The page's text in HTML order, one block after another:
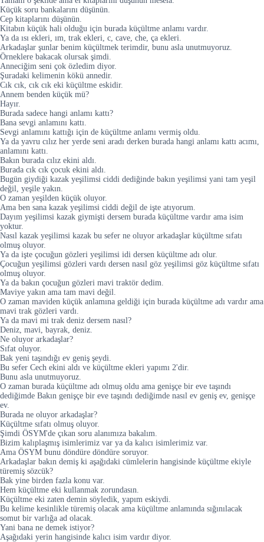
Küçük soru bankalarını düşünün.
Cep kitaplarını düşünün.
Kitabın küçük hali olduğu için burada küçültme anlamı vardır.
Ya da ısı ekleri, ım, trak ekleri, c, cave, che, ça ekleri.
Arkadaşlar şunlar benim küçültmek terimdir, bunu asla unutmuyoruz.
Örneklere bakacak olursak şimdi.
Anneciğim seni çok özledim diyor.
Şuradaki kelimenin kökü annedir.
Cık cık, cık cık eki küçültme eskidir.
Annem benden küçük mü?
Hayır.
Burada sadece hangi anlamı kattı?
Bana sevgi anlamını kattı.
Sevgi anlamını kattığı için de küçültme anlamı vermiş oldu.
Ya da yavru cılız her yerde seni aradı derken burada hangi anlamı kattı acımı,
anlamını kattı.
Bakın burada cılız ekini aldı.
Burada cık cık çocuk ekini aldı.
Bugün giydiği kazak yeşilimsi ciddi dediğinde bakın yeşilimsi yani tam yeşil
değil, yeşile yakın.
O zaman yeşilden küçük oluyor.
Ama ben sana kazak yeşilimsi ciddi değil de işte atıyorum.
Dayım yeşilimsi kazak giymişti dersem burada küçültme vardır ama isim
yoktur.
Nasıl kazak yeşilimsi kazak bu sefer ne oluyor arkadaşlar küçültme sıfatı
olmuş oluyor.
Ya da işte çocuğun gözleri yeşilimsi idi dersen küçültme adı olur.
Çocuğun yeşilimsi gözleri vardı dersen nasıl göz yeşilimsi göz küçültme sıfatı
olmuş oluyor.
Ya da bakın çocuğun gözleri mavi traktör dedim.
Maviye yakın ama tam mavi değil.
O zaman maviden küçük anlamına geldiği için burada küçültme adı vardır ama
mavi trak gözleri vardı.
Ya da mavi mi trak deniz dersem nasıl?
Deniz, mavi, bayrak, deniz.
Ne oluyor arkadaşlar?
Sıfat oluyor.
Bak yeni taşındığı ev geniş şeydi.
Bu sefer Cech ekini aldı ve küçültme ekleri yapımı 2'dir.
Bunu asla unutmuyoruz.
O zaman burada küçültme adı olmuş oldu ama genişçe bir eve taşındı
dediğimde Bakın genişçe bir eve taşındı dediğimde nasıl ev geniş ev, genişçe
ev.
Burada ne oluyor arkadaşlar?
Küçültme sıfatı olmuş oluyor.
Şimdi ÖSYM'de çıkan soru alanımıza bakalım.
Bizim kalıplaşmış isimlerimiz var ya da kalıcı isimlerimiz var.
Ama ÖSYM bunu döndüre döndüre soruyor.
Arkadaşlar bakın demiş ki aşağıdaki cümlelerin hangisinde küçültme ekiyle
türemiş sözcük?
Bak yine birden fazla konu var.
Hem küçültme eki kullanmak zorundasın.
Küçültme eki zaten demin söyledik, yapım eskiydi.
Bu kelime kesinlikle türemiş olacak ama küçültme anlamında sığınılacak
somut bir varlığa ad olacak.
Yani bana ne demek istiyor?
Aşağıdaki yerin hangisinde kalıcı isim vardır diyor.